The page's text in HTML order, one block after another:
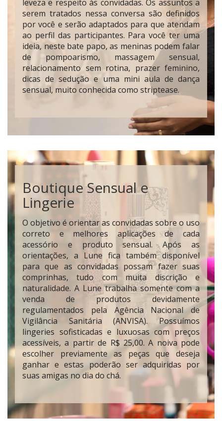
leveza e respeito às convidadas. Os assuntos a
serem tratados nessa conversa são definidos
por você e serão adaptados para que atendam
ao perfil das participantes. Para você ter uma
ideia, neste bate papo, as meninas podem falar
de pompoarismo, massagem sensual,
relacionamento sem rotina, prazer feminino,
dicas de sedução e uma mini aula de dança
sensual, muito conhecida como striptease.
Boutique Sensual e
Lingerie
O objetivo é orientar as convidadas sobre o uso
correto e melhores aplicações de cada
acessório e produto sensual. Após as
orientações, a Lune fica também disponível
para que as convidadas possam fazer suas
comprinhas, tudo com muita discrição e
naturalidade. A Lune trabalha somente com a
venda de produtos devidamente
regulamentados pela Agência Nacional de
Vigilância Sanitária (ANVISA). Possuímos
lingeries sofisticadas e luxuosas com preços
acessíveis, a partir de R$ 25,00. A noiva pode
escolher previamente as peças que deseja
ganhar e estas poderão ser adquiridas por
suas amigas no dia do chá.